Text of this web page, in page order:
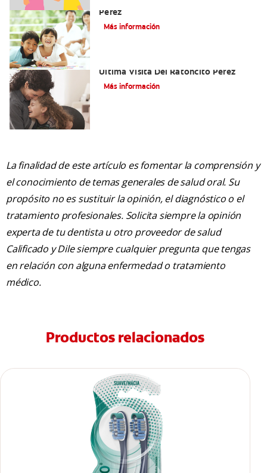
Pérez
Más información
Última Visita Del Ratoncito Pérez
Más información
La finalidad de este artículo es fomentar la comprensión y
el conocimiento de temas generales de salud oral. Su
propósito no es sustituir la opinión, el diagnóstico o el
tratamiento profesionales. Solicita siempre la opinión
experta de tu dentista u otro proveedor de salud
Calificado y Dile siempre cualquier pregunta que tengas
en relación con alguna enfermedad o tratamiento
médico.
Productos relacionados